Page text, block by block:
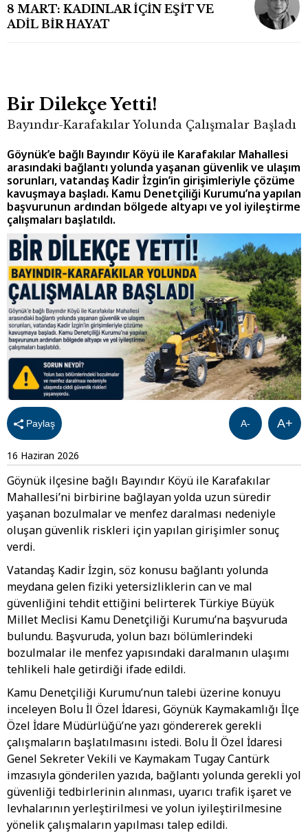
8 MART: KADINLAR İÇİN EŞİT VE
ADİL BİR HAYAT
Bir Dilekçe Yetti!
Bayındır-Karafakılar Yolunda Çalışmalar Başladı
Göynük’e bağlı Bayındır Köyü ile Karafakılar Mahallesi
arasındaki bağlantı yolunda yaşanan güvenlik ve ulaşım
sorunları, vatandaş Kadir İzgin’in girişimleriyle çözüme
kavuşmaya başladı. Kamu Denetçiliği Kurumu’na yapılan
başvurunun ardından bölgede altyapı ve yol iyileştirme
çalışmaları başlatıldı.
Paylaş A+
A-
16 Haziran 2026
Göynük ilçesine bağlı Bayındır Köyü ile Karafakılar
Mahallesi’ni birbirine bağlayan yolda uzun süredir
yaşanan bozulmalar ve menfez daralması nedeniyle
oluşan güvenlik riskleri için yapılan girişimler sonuç
verdi.
Vatandaş Kadir İzgin, söz konusu bağlantı yolunda
meydana gelen fiziki yetersizliklerin can ve mal
güvenliğini tehdit ettiğini belirterek Türkiye Büyük
Millet Meclisi Kamu Denetçiliği Kurumu’na başvuruda
bulundu. Başvuruda, yolun bazı bölümlerindeki
bozulmalar ile menfez yapısındaki daralmanın ulaşımı
tehlikeli hale getirdiği ifade edildi.
Kamu Denetçiliği Kurumu’nun talebi üzerine konuyu
inceleyen Bolu İl Özel İdaresi, Göynük Kaymakamlığı İlçe
Özel İdare Müdürlüğü’ne yazı göndererek gerekli
çalışmaların başlatılmasını istedi. Bolu İl Özel İdaresi
Genel Sekreter Vekili ve Kaymakam Tugay Cantürk
imzasıyla gönderilen yazıda, bağlantı yolunda gerekli yol
güvenliği tedbirlerinin alınması, uyarıcı trafik işaret ve
levhalarının yerleştirilmesi ve yolun iyileştirilmesine
yönelik çalışmaların yapılması talep edildi.